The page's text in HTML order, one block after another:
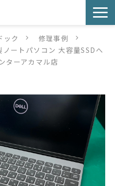
ック
修理事例
ートパソコン 大容量SSDへ
ターアカマル店